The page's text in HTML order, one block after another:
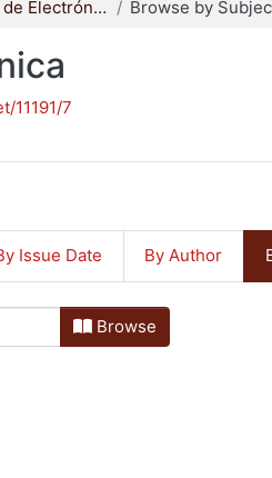
Departamento de Electrónica Browse by
11191/7
Issue Date By Author
Browse